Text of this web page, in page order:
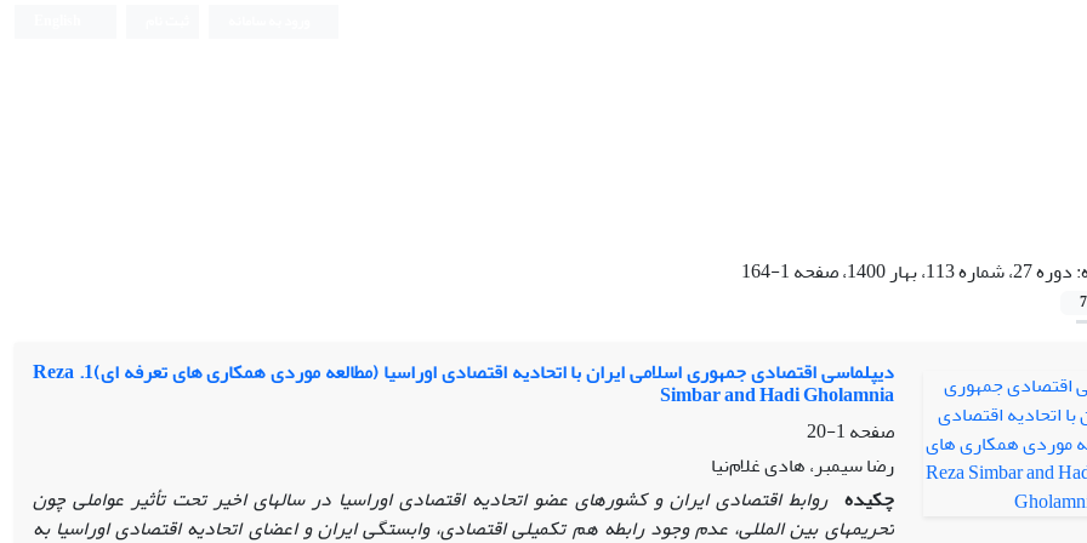
دوره 27، شماره 113، بهار 1400، صفحه 1-164
7
دیپلماسی اقتصادی جمهوری اسلامی ایران با اتحادیه اقتصادی اوراسیا (مطالعه موردی همکاری‎ های تعرفه‎ ای)1. Reza
Simbar and Hadi Gholamnia
صفحه1-20
رضا سیمبر، هادی غلام‌نیا
چکیده روابط اقتصادی ایران و کشورهای عضو اتحادیه اقتصادی اوراسیا در سالهای اخیر تحت تأثیر عواملی چون
تحریمهای بین­ المللی، عدم وجود رابطه هم­ تکمیلی اقتصادی، وابستگی ایران و اعضای اتحادیه اقتصادی اوراسیا به